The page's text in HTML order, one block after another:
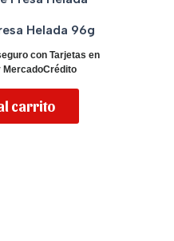
Helada 96g
con Tarjetas en
MercadoCrédito
carrito